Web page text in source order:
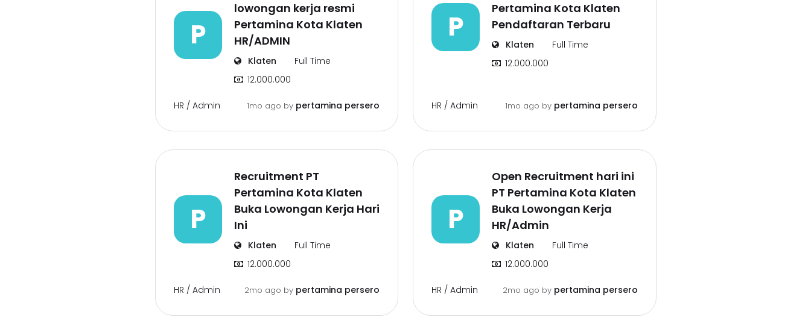
P
lowongan kerja resmi
Pertamina Kota Klaten
HR/ADMIN
Klaten
Full Time
12.000.000
HR / Admin 1mo ago by pertamina persero
P
Pertamina Kota Klaten
Pendaftaran Terbaru
Klaten
Full Time
12.000.000
HR / Admin 1mo ago by pertamina persero
P
Recruitment PT
Pertamina Kota Klaten
Buka Lowongan Kerja Hari
Ini
Klaten
Full Time
12.000.000
HR / Admin 2mo ago by pertamina persero
P
Open Recruitment hari ini
PT Pertamina Kota Klaten
Buka Lowongan Kerja
HR/Admin
Klaten
Full Time
12.000.000
HR / Admin 2mo ago by pertamina persero